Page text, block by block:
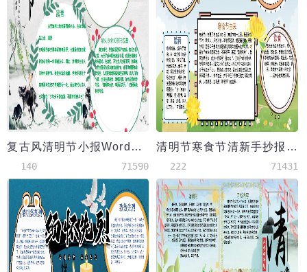
复古风清明节小报Word模板
140 71590
清明节寒食节清新手抄报小报Word模板
222 71431